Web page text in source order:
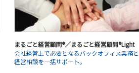
まるごと経営顧問®／まるごと経営顧問®Light
会社経営上で必要となるバックオフィス業務と
経営相談を一括サポート。